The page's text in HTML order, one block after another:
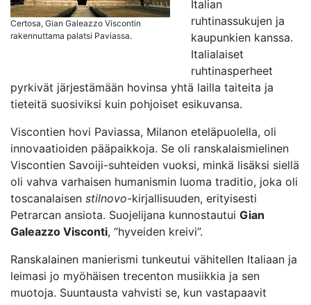
Certosa, Gian Galeazzo Viscontin
rakennuttama palatsi Paviassa.
Italian
ruhtinassukujen ja
kaupunkien kanssa.
Italialaiset
ruhtinasperheet
pyrkivät järjestämään hovinsa yhtä lailla taiteita ja
tieteitä suosiviksi kuin pohjoiset esikuvansa.
Viscontien hovi Paviassa, Milanon eteläpuolella, oli
innovaatioiden pääpaikkoja. Se oli ranskalaismielinen
Viscontien Savoiji-suhteiden vuoksi, minkä lisäksi siellä
oli vahva varhaisen humanismin luoma traditio, joka oli
toscanalaisen stilnovo-kirjallisuuden, erityisesti
Petrarcan ansiota. Suojelijana kunnostautui Gian
Galeazzo Visconti, “hyveiden kreivi”.
Ranskalainen manierismi tunkeutui vähitellen Italiaan ja
leimasi jo myöhäisen trecenton musiikkia ja sen
muotoja. Suuntausta vahvisti se, kun vastapaavit